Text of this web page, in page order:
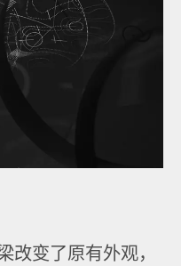
改变了原有外观，